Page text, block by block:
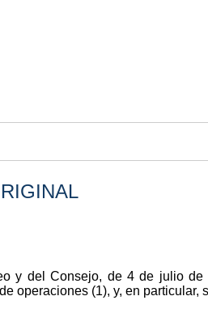
y del Consejo, de 4 de julio
operaciones (1), y, en particular,